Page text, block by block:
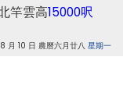
竿雲高15000呎
月 10 日 農曆六月廿八星期一